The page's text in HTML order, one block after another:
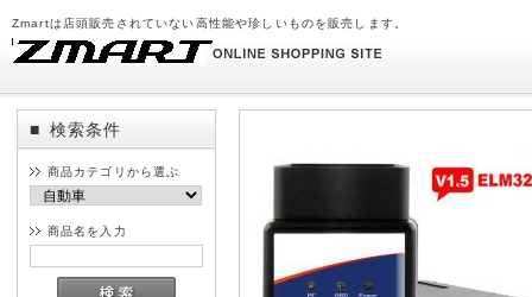
Zmartは店頭販売されていない高性能や珍しいものを販売します。
■ 検索条件
商品カテゴリから選ぶ
商品名を入力